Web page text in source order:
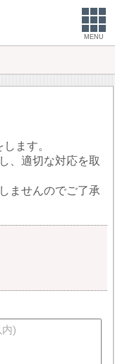
MENU
ます。
、適切な対応を取
ませんのでご了承